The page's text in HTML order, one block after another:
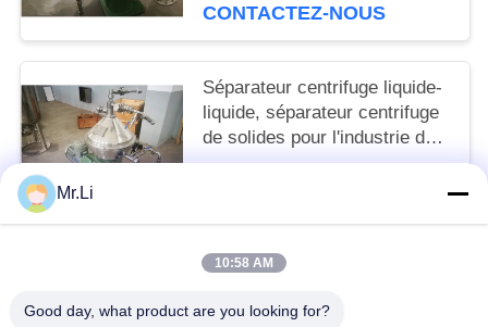
CONTACTEZ-NOUS
Séparateur centrifuge liquide-
liquide, séparateur centrifuge
de solides pour l'industrie de
substance de nourriture
Mr.Li
10:58 AM
Good day, what product are you looking for?